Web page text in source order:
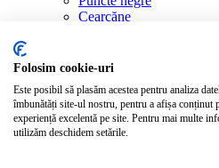
Cearcăne
Buze, herpes labial
Femei, copii, păr
Îngrijire copii
Unghii
Folosim cookie-uri
Este posibil să plasăm acestea pentru analiza
îmbunătăți site-ul nostru, pentru a afișa conținut
experiență excelentă pe site. Pentru mai multe
utilizăm deschidem setările.